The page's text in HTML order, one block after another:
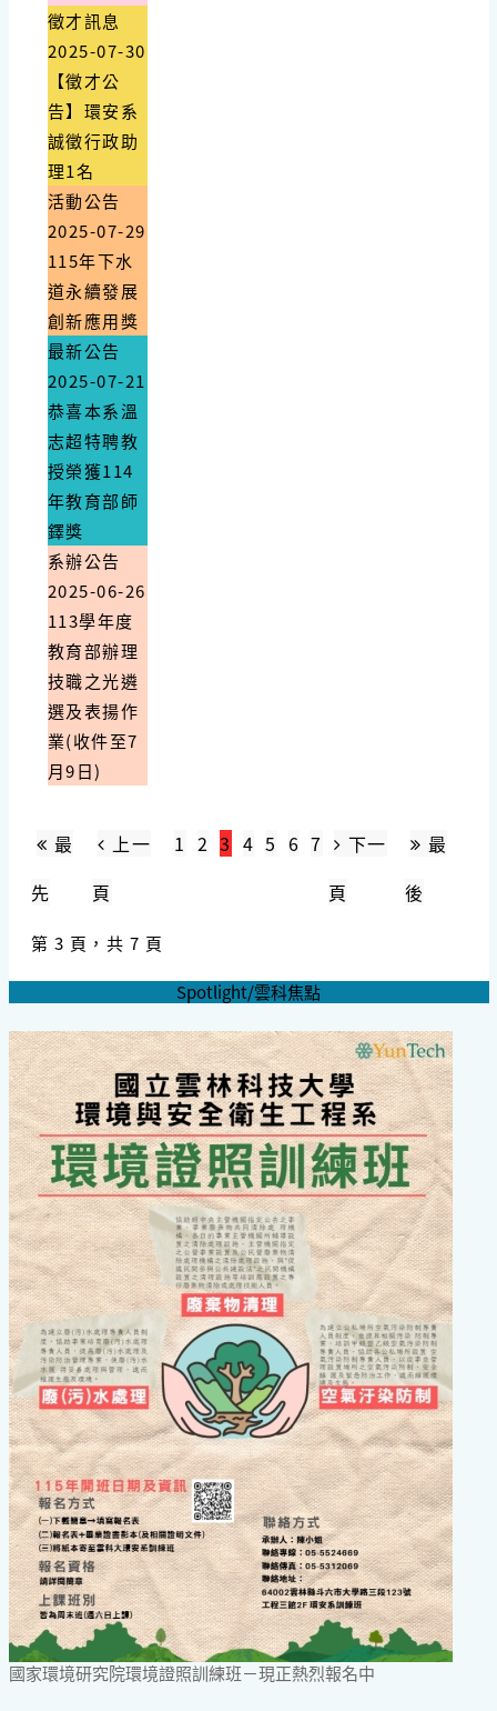
徵才訊息
2025-07-30
【徵才公
告】環安系
誠徵行政助
理1名
活動公告
2025-07-29
115年下水
道永續發展
創新應用獎
最新公告
2025-07-21
恭喜本系溫
志超特聘教
授榮獲114
年教育部師
鐸獎
系辦公告
2025-06-26
113學年度
教育部辦理
技職之光遴
選及表揚作
業(收件至7
月9日)
最
先
上一
頁
1 2 3 4 5 6 7
下一
頁
最
後
第 3 頁，共 7 頁
Spotlight/雲科焦點
國家環境研究院環境證照訓練班－現正熱烈報名中